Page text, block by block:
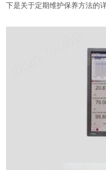
下是关于定期维护保养方法的